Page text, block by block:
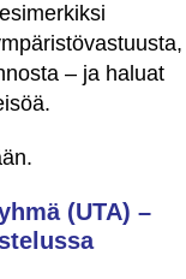
– ja haluat
(UTA) –